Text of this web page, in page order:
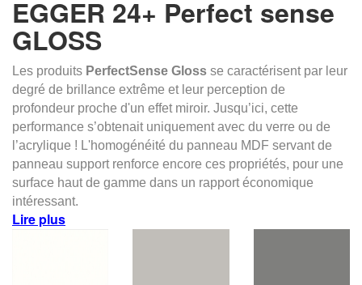
EGGER 24+ Perfect sense
GLOSS
Les produits PerfectSense Gloss se caractérisent par leur
degré de brillance extrême et leur perception de
profondeur proche d'un effet miroir. Jusqu’ici, cette
performance s’obtenait uniquement avec du verre ou de
l’acrylique ! L'homogénéité du panneau MDF servant de
panneau support renforce encore ces propriétés, pour une
surface haut de gamme dans un rapport économique
intéressant.
Lire plus